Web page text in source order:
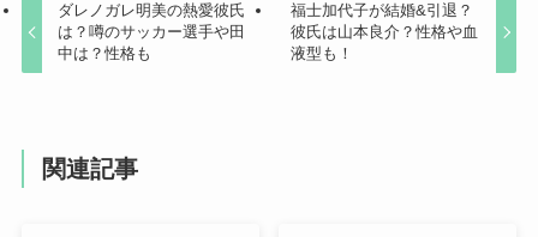
ダレノガレ明美の熱愛彼氏
は？噂のサッカー選手や田
中は？性格も
福士加代子が結婚&引退？
彼氏は山本良介？性格や血
液型も！
関連記事